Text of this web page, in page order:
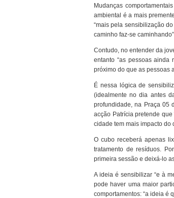
Mudanças
ambiental é a mais
“mais pela sensibilização
caminho faz-se
Contudo, no entender da
entanto “as pessoas ainda
próximo do que as pessoas
É nessa lógica de
(idealmente no dia antes
profundidade, na Praça 05
acção Patrícia pretende
cidade tem mais impacto do
O cubo receberá apenas
tratamento de resíduos.
primeira sessão e deixá-lo
A ideia é sensibilizar “e à
pode haver uma maior
comportamentos: “a ideia é